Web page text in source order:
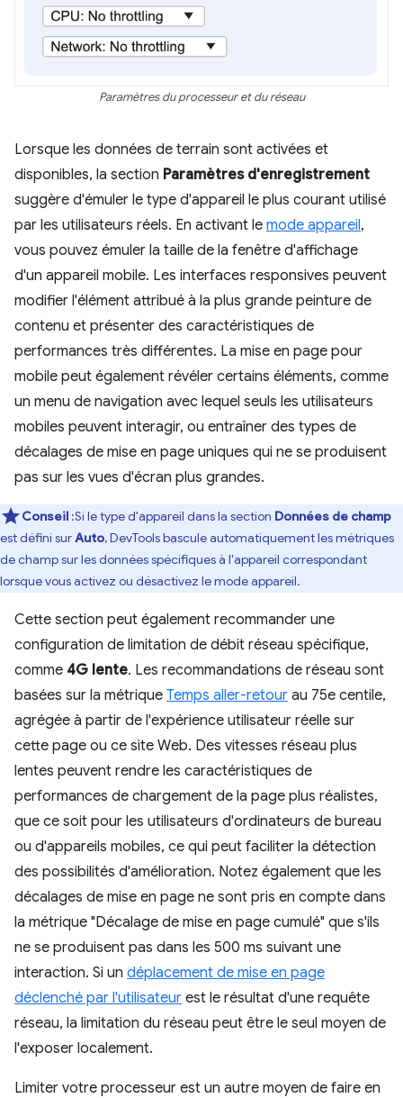
Paramètres du processeur et du réseau
Lorsque les données de terrain sont activées et
disponibles, la section Paramètres d'enregistrement
suggère d'émuler le type d'appareil le plus courant utilisé
par les utilisateurs réels. En activant le mode appareil,
vous pouvez émuler la taille de la fenêtre d'affichage
d'un appareil mobile. Les interfaces responsives peuvent
modifier l'élément attribué à la plus grande peinture de
contenu et présenter des caractéristiques de
performances très différentes. La mise en page pour
mobile peut également révéler certains éléments, comme
un menu de navigation avec lequel seuls les utilisateurs
mobiles peuvent interagir, ou entraîner des types de
décalages de mise en page uniques qui ne se produisent
pas sur les vues d'écran plus grandes.
Conseil :Si le type d'appareil dans la section Données de champ
est défini surAuto, DevTools bascule automatiquement les métriques
de champ sur les données spécifiques à l'appareil correspondant
lorsque vous activez ou désactivez le mode appareil.
Cette section peut également recommander une
configuration de limitation de débit réseau spécifique,
comme 4G lente. Les recommandations de réseau sont
basées sur la métrique Temps aller-retour au 75e centile,
agrégée à partir de l'expérience utilisateur réelle sur
cette page ou ce site Web. Des vitesses réseau plus
lentes peuvent rendre les caractéristiques de
performances de chargement de la page plus réalistes,
que ce soit pour les utilisateurs d'ordinateurs de bureau
ou d'appareils mobiles, ce qui peut faciliter la détection
des possibilités d'amélioration. Notez également que les
décalages de mise en page ne sont pris en compte dans
la métrique "Décalage de mise en page cumulé" que s'ils
ne se produisent pas dans les 500 ms suivant une
interaction. Si un déplacement de mise en page
déclenché par l'utilisateur est le résultat d'une requête
réseau, la limitation du réseau peut être le seul moyen de
l'exposer localement.
Limiter votre processeur est un autre moyen de faire en